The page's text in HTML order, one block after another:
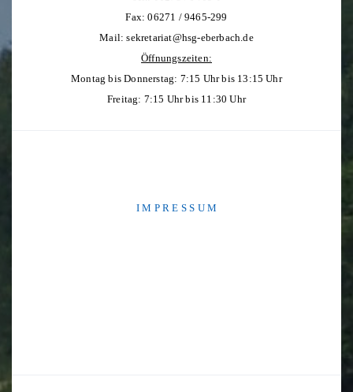
Fax: 06271 / 9465-299
Mail:sekretariat@hsg-eberbach.de
Öffnungszeiten:
Montag bis Donnerstag: 7:15 Uhr bis 13:15 Uhr
Freitag: 7:15 Uhr bis 11:30 Uhr
I M P R E S S U M